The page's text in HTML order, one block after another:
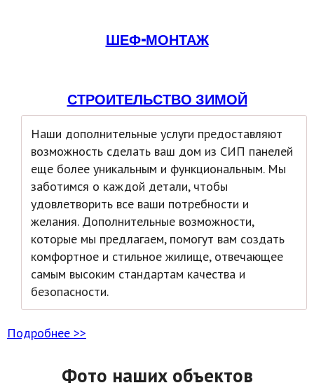
ШЕФ-МОНТАЖ
СТРОИТЕЛЬСТВО ЗИМОЙ
Наши дополнительные услуги предоставляют
возможность сделать ваш дом из СИП панелей
еще более уникальным и функциональным. Мы
заботимся о каждой детали, чтобы
удовлетворить все ваши потребности и
желания. Дополнительные возможности,
которые мы предлагаем, помогут вам создать
комфортное и стильное жилище, отвечающее
самым высоким стандартам качества и
безопасности.
Подробнее >>
Фото наших объектов